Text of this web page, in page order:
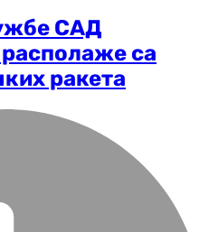
САД
са
ракета